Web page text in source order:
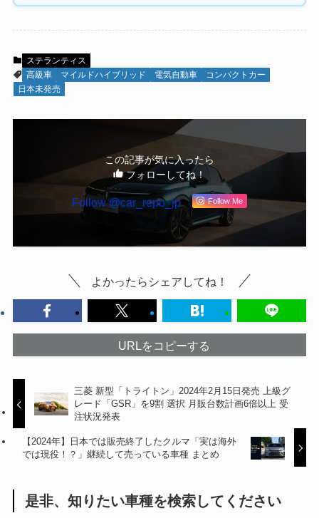
ステランティス
高級車
マイルドハイブリッド 電気自動車
コンパクトカー
日本未発売
この記事が気に入ったら
フォローしてね！
Follow @car_repo_jp Follow Me
よかったらシェアしてね！
URLをコピーする
三菱 新型「トライトン」2024年2月15日発売 上級グ
レード「GSR」を9割 選択 月販台数計画6倍以上 受
注状況発表
【2024年】日本では販売終了したクルマ「実は海外
では現役！？」継続して売っている車種 まとめ
是非、知りたい車種を検索してください